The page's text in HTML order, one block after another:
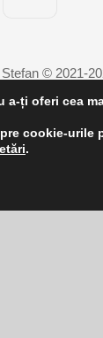
© 2021-
a-ți oferi cea
cookie-urile
.